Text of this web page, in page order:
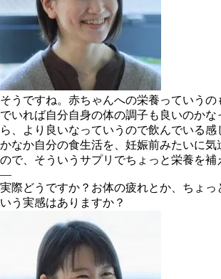
そうですね。赤ちゃんへの栄養っていうの
でいれば自分自身の体の調子も良いのかな
ら、より良いなっていうので飲んでいる感
かなか自分の食生活を、妊娠前みたいに気
ので、そういうサプリでちょっと栄養を補
―
実際どうですか？お体の疲れとか、ちょっ
いう実感はありますか？